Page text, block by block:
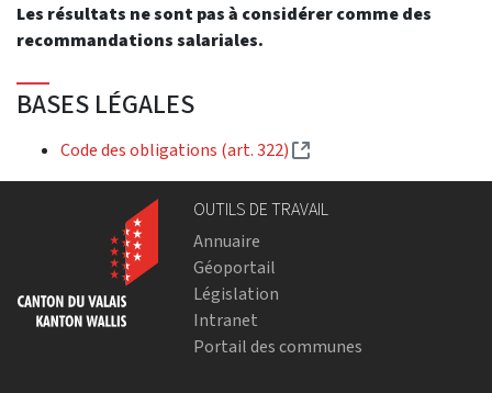
Les résultats ne sont pas à considérer comme des
recommandations salariales.
BASES LÉGALES
Code des obligations (art. 322) (Lien externe)
OUTILS DE TRAVAIL
Annuaire
Géoportail
Législation
Intranet
Portail des communes